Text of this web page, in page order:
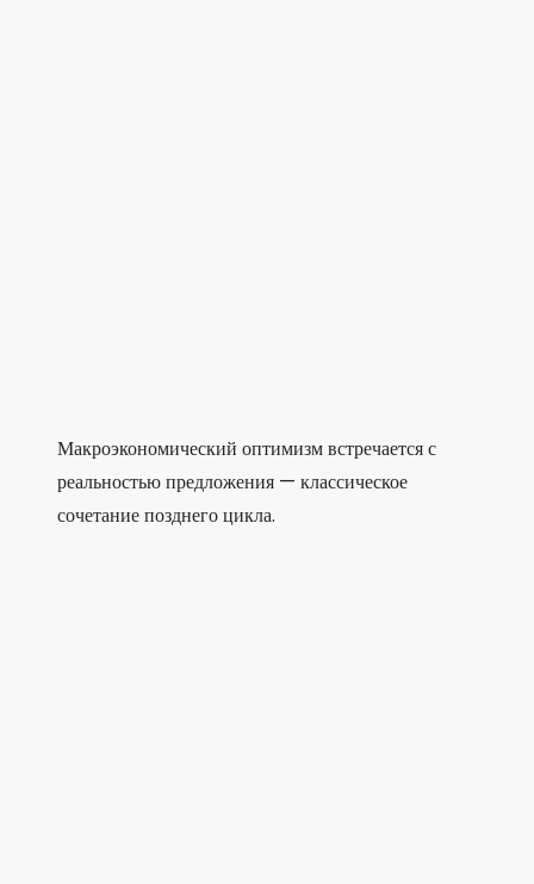
Макроэкономический оптимизм встречается с
реальностью предложения — классическое
сочетание позднего цикла.